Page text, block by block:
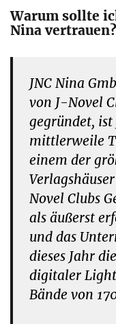
Warum sollte
Nina vertrauen?
JNC Nina
von J-Novel
gegründet,
mittlerweile
einem der
Novel Clubs
als äußerst
und das
dieses Jahr
digitaler
Bände von